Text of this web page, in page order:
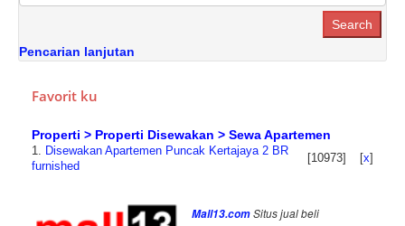
Pencarian lanjutan
Favorit ku
Properti > Properti Disewakan > Sewa Apartemen
1. Disewakan Apartemen Puncak Kertajaya 2 BR
furnished
[10973] x
Mall13.comSitus jual beli